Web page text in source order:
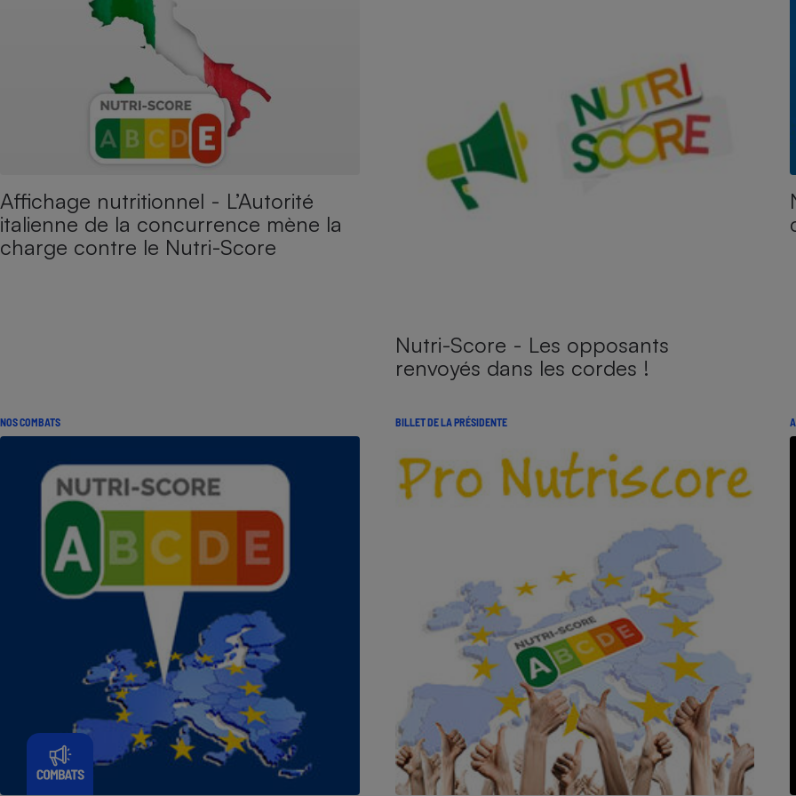
Affichage nutritionnel - L’Autorité
italienne de la concurrence mène la
charge contre le Nutri-Score
Nutri-Score - Les opposants
renvoyés dans les cordes !
NOS COMBATS BILLET DE LA PRÉSIDENTE